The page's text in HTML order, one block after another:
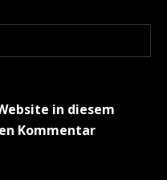
in diesem
Kommentar